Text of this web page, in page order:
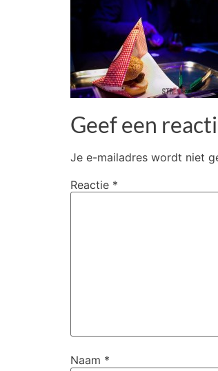
Geef een
Je e-mailadres wordt niet
Reactie *
Naam *